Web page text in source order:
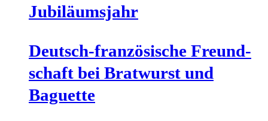
Jubiläumsjahr
Deutsch-fran­zö­si­sche Freund­
schaft bei Brat­wurst und
Baguette